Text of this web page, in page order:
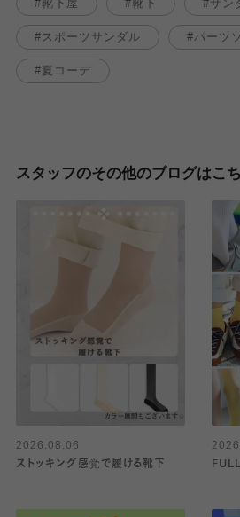
靴下屋 靴下 サン
スポーツサンダル パーツ
夏コーデ
スタッフのその他のブログはこ
2026.08.06
ストッキング感覚で履ける靴下